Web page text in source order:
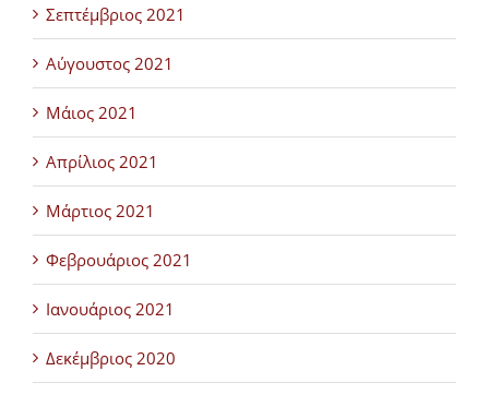
Σεπτέμβριος 2021
Αύγουστος 2021
Μάιος 2021
Απρίλιος 2021
Μάρτιος 2021
Φεβρουάριος 2021
Ιανουάριος 2021
Δεκέμβριος 2020